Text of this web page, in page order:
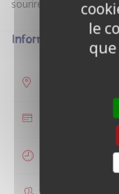
Informations
le